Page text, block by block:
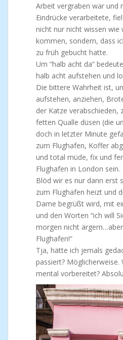
Arbeit vergraben war und
Eindrücke verarbeitete,
nicht nur nicht wissen wie
kommen, sondern, dass
zu früh gebucht hatte.
Um “halb acht da”
halb acht aufstehen und
Die bittere Wahrheit ist,
aufstehen, anziehen,
der Katze verabschieden,
fetten Qualle düsen (die
doch in letzter Minute
zum Flughafen, Koffer
und total müde, fix und
Flughafen in London sein.
Blöd wir es nur dann erst
zum Flughafen heizt und
Dame begrüßt wird, mit
und den Worten “ich will
morgen nicht
Flughafen!”
Tja, hätte ich jemals
passiert? Möglicherweise.
mental vorbereitet?